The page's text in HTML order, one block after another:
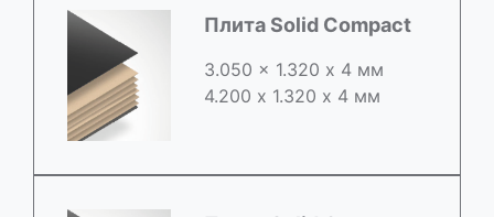
Плита Solid Compact
3.050 x 1.320 х 4 мм
4.200 x 1.320 х 4 мм